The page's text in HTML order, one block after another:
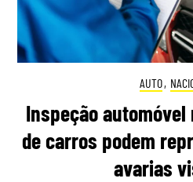
AUTO,
Inspeção
de carros podem
avarias